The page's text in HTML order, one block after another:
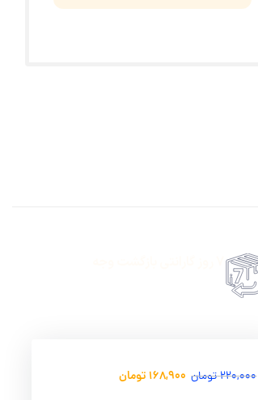
220,000تومان 168,900 تومان